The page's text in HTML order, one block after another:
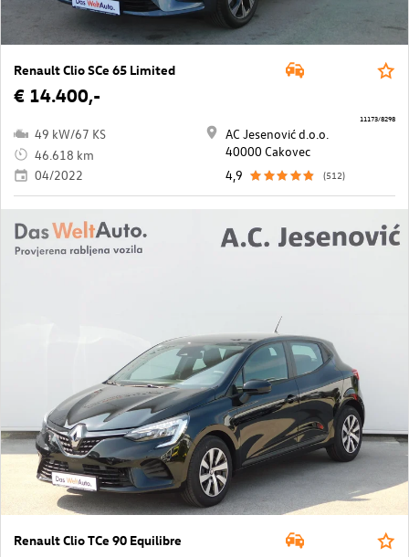
Renault Clio SCe 65 Limited
€ 14.400,-
49 kW/67 KS
46.618 km
04/2022
AC Jesenović d.o.o.
40000 Cakovec
4,9
(512)
11173/8298
Renault Clio TCe 90 Equilibre